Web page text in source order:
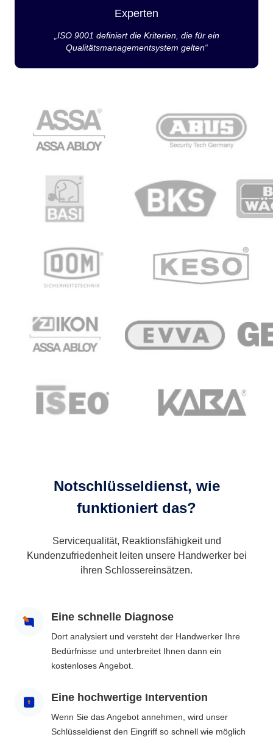
Experten
„ISO 9001 definiert die Kriterien, die für ein
Qualitätsmanagementsystem gelten“
Notschlüsseldienst, wie
funktioniert das?
Servicequalität, Reaktionsfähigkeit und
Kundenzufriedenheit leiten unsere Handwerker bei
ihren Schlossereinsätzen.
Eine schnelle Diagnose
Dort analysiert und versteht der Handwerker Ihre
Bedürfnisse und unterbreitet Ihnen dann ein
kostenloses Angebot.
Eine hochwertige Intervention
Wenn Sie das Angebot annehmen, wird unser
Schlüsseldienst den Eingriff so schnell wie möglich